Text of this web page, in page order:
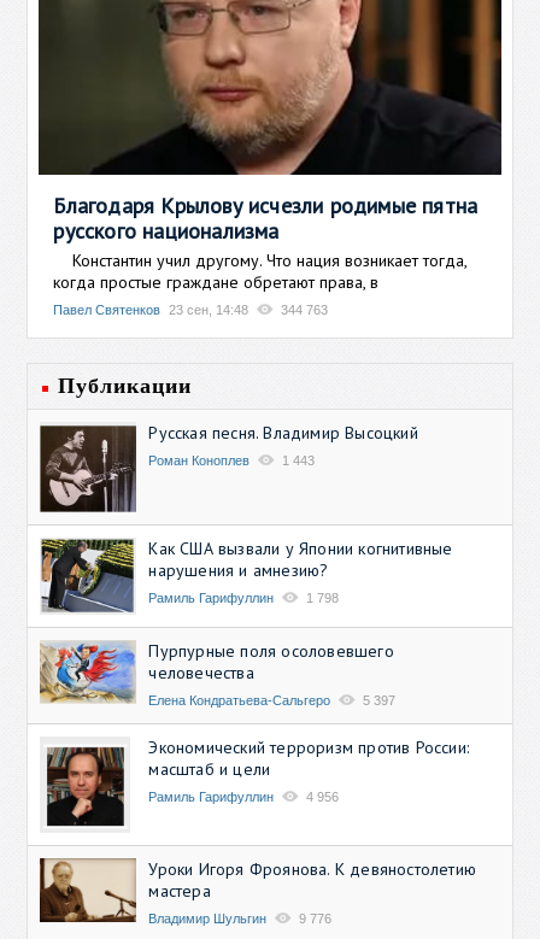
Благодаря Крылову исчезли родимые пятна
русского национализма
Константин учил другому. Что нация возникает тогда,
когда простые граждане обретают права, в
Павел Святенков 23 сен, 14:48 344 763
Публикации
Русская песня. Владимир Высоцкий
Роман Коноплев 1 443
Как США вызвали у Японии когнитивные
нарушения и амнезию?
Рамиль Гарифуллин 1 798
Пурпурные поля осоловевшего
человечества
Елена Кондратьева-Сальгеро 5 397
Экономический терроризм против России:
масштаб и цели
Рамиль Гарифуллин 4 956
Уроки Игоря Фроянова. К девяностолетию
мастера
Владимир Шульгин 9 776